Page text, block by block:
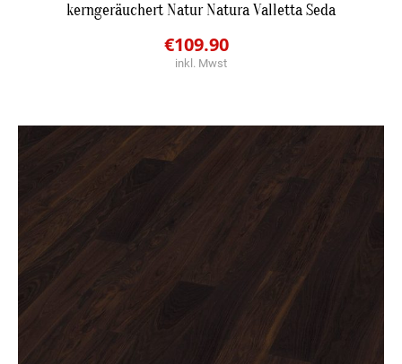
kerngeräuchert Natur Natura Valletta Seda
Original
price
€123.90.
€109.90
Current
price
€109.90.
inkl. Mwst